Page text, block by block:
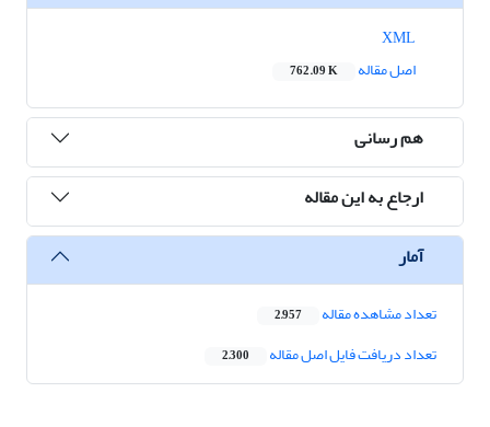
اصل مقاله
762.09 K
هم رسانی
ارجاع به این مقاله
آمار
تعداد مشاهده مقاله 2,957
تعداد دریافت فایل اصل مقاله 2,300